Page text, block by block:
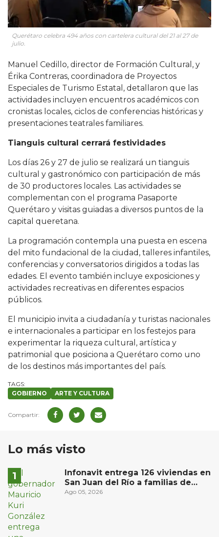
Querétaro celebra 494 años con cartelera cultural del 21 al 27 de
julio.
Manuel Cedillo, director de Formación Cultural, y
Érika Contreras, coordinadora de Proyectos
Especiales de Turismo Estatal, detallaron que las
actividades incluyen encuentros académicos con
cronistas locales, ciclos de conferencias históricas y
presentaciones teatrales familiares.
Tianguis cultural cerrará festividades
Los días 26 y 27 de julio se realizará un tianguis
cultural y gastronómico con participación de más
de 30 productores locales. Las actividades se
complementan con el programa Pasaporte
Querétaro y visitas guiadas a diversos puntos de la
capital queretana.
La programación contempla una puesta en escena
del mito fundacional de la ciudad, talleres infantiles,
conferencias y conversatorios dirigidos a todas las
edades. El evento también incluye exposiciones y
actividades recreativas en diferentes espacios
públicos.
El municipio invita a ciudadanía y turistas nacionales
e internacionales a participar en los festejos para
experimentar la riqueza cultural, artística y
patrimonial que posiciona a Querétaro como uno
de los destinos más importantes del país.
GOBIERNO ARTE Y CULTURA
Lo más visto
Infonavit entrega 126 viviendas en
San Juan del Río a familias de
bajos ingresos
Ago 05, 2026